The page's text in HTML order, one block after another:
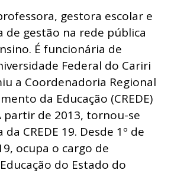
gestora escolar e
de gestão na rede pública
É funcionária de
Federal do Cariri
a Coordenadoria Regional
da Educação (CREDE)
partir de 2013, tornou-se
CREDE 19. Desde 1º de
ocupa o cargo de
do Estado do